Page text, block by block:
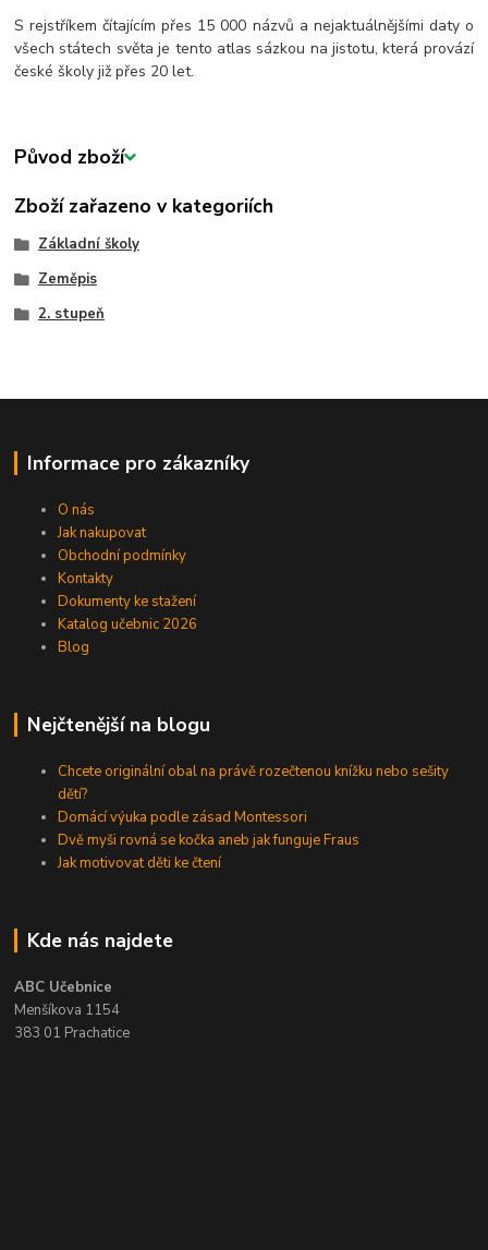
S rejstříkem čítajícím přes 15 000 názvů a nejaktuálnějšími daty o
všech státech světa je tento atlas sázkou na jistotu, která provází
české školy již přes 20 let.
Původ zboží
Zboží zařazeno v kategoriích
Základní školy
Zeměpis
2. stupeň
Informace pro zákazníky
O nás
Jak nakupovat
Obchodní podmínky
Kontakty
Dokumenty ke stažení
Katalog učebnic 2026
Blog
Nejčtenější na blogu
Chcete originální obal na právě rozečtenou knížku nebo sešity
dětí?
Domácí výuka podle zásad Montessori
Dvě myši rovná se kočka aneb jak funguje Fraus
Jak motivovat děti ke čtení
Kde nás najdete
ABC Učebnice
Menšíkova 1154
383 01 Prachatice